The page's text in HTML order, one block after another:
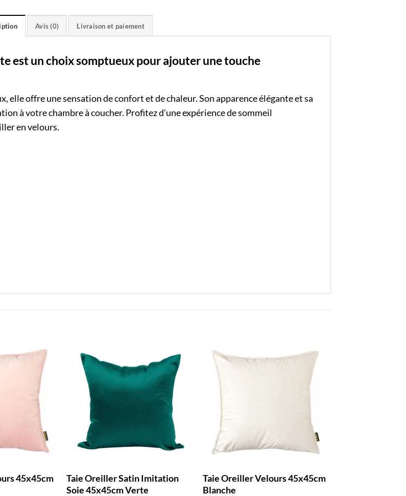
Avis (0) Livraison et paiement
est un choix somptueux pour ajouter une touche
elle offre une sensation de confort et de chaleur. Son apparence élégante et sa
à votre chambre à coucher. Profitez d’une expérience de sommeil
en velours.
45x45cm
Taie Oreiller Satin Imitation
Soie 45x45cm Verte
Taie Oreiller Velours 45x45cm
Blanche